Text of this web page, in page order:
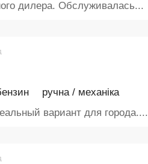
дилера. Обслуживалась...
ручна / механіка
вариант для города....